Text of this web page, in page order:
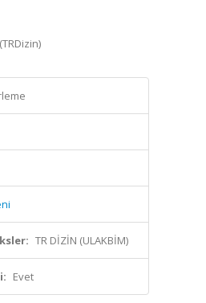
TR DİZİN (ULAKBİM)
Evet